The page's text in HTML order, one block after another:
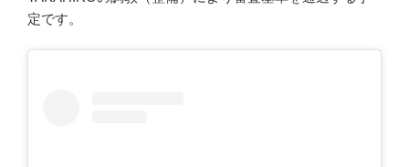
定です。